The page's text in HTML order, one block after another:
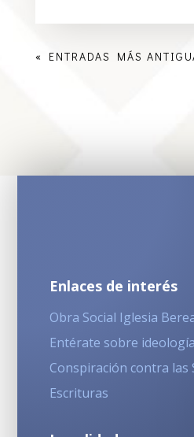
« ENTRADAS MÁS
Enlaces de interés
Obra Social Iglesia
Entérate sobre
Conspiración contra las
Escrituras